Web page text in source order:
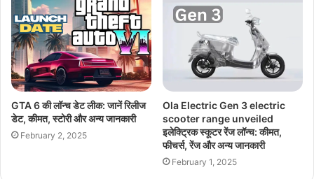
GTA 6 की लॉन्च डेट लीक: जानें रिलीज
डेट, कीमत, स्टोरी और अन्य जानकारी
February 2, 2025
Ola Electric Gen 3 electric
scooter range unveiled
इलेक्ट्रिक स्कूटर रेंज लॉन्च: कीमत,
फीचर्स, रेंज और अन्य जानकारी
February 1, 2025